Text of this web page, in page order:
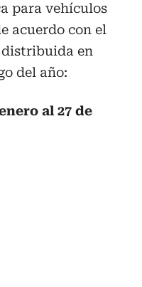
para vehículos
acuerdo con el
en
del año:
al 27 de